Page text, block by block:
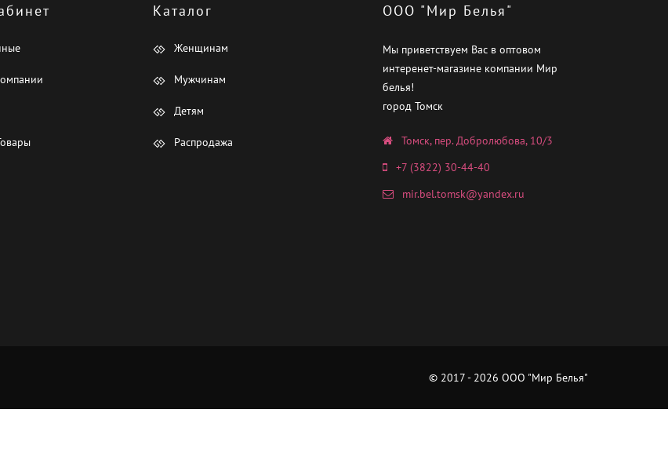
Каталог
Женщинам
Мужчинам
Детям
Распродажа
ООО "Мир Белья"
Мы приветствуем Вас в оптовом
интеренет-магазине компании Мир
белья!
город Томск
Томск, пер. Добролюбова, 10/3
+7 (3822) 30-44-40
mir.bel.tomsk@yandex.ru
© 2017 - 2026 ООО "Мир Белья"